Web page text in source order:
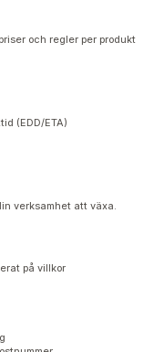
och regler per produkt
(EDD/ETA)
verksamhet att växa.
på villkor